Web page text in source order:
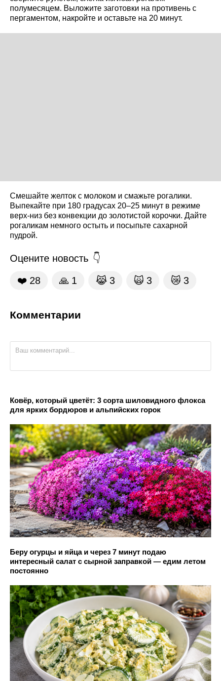
полумесяцем. Выложите заготовки на противень с
пергаментом, накройте и оставьте на 20 минут.
Смешайте желток с молоком и смажьте рогалики.
Выпекайте при 180 градусах 20–25 минут в режиме
верх-низ без конвекции до золотистой корочки. Дайте
рогаликам немного остыть и посыпьте сахарной
пудрой.
Оцените новость
❤️ 28 🙏 1 😹 3 🙀 3 😿 3
Комментарии
Ковёр, который цветёт: 3 сорта шиловидного флокса
для ярких бордюров и альпийских горок
Беру огурцы и яйца и через 7 минут подаю
интересный салат с сырной заправкой — едим летом
постоянно